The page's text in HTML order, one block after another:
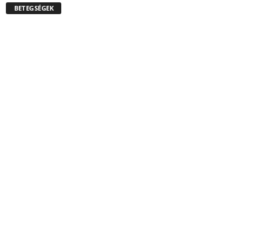
BETEGSÉGEK